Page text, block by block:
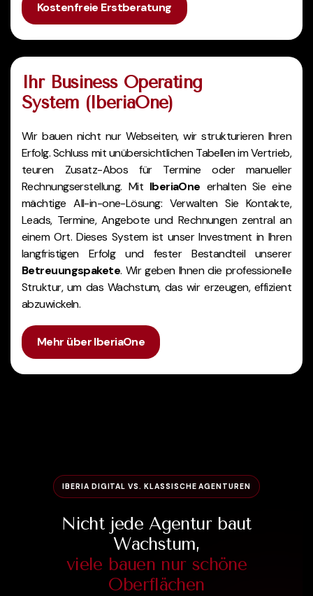
Kostenfreie Erstberatung
Ihr Business Operating
System (IberiaOne)
Wir bauen nicht nur Webseiten, wir strukturieren Ihren
Erfolg. Schluss mit unübersichtlichen Tabellen im Vertrieb,
teuren Zusatz-Abos für Termine oder manueller
Rechnungserstellung. Mit IberiaOne erhalten Sie eine
mächtige All-in-one-Lösung: Verwalten Sie Kontakte,
Leads, Termine, Angebote und Rechnungen zentral an
einem Ort. Dieses System ist unser Investment in Ihren
langfristigen Erfolg und fester Bestandteil unserer
Betreuungspakete. Wir geben Ihnen die professionelle
Struktur, um das Wachstum, das wir erzeugen, effizient
abzuwickeln.
Mehr über IberiaOne
IBERIA DIGITAL VS. KLASSISCHE AGENTUREN
Nicht jede Agentur baut
Wachstum,
viele bauen nur schöne
Oberflächen